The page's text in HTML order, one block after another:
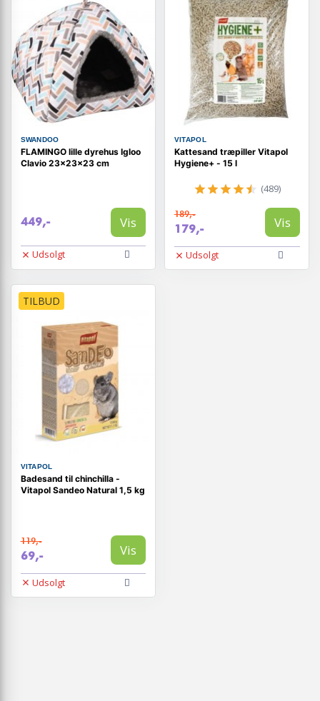
SWANDOO
FLAMINGO lille dyrehus Igloo
Clavio 23x23x23 cm
449,- Vis
Udsolgt
VITAPOL
Kattesand træpiller Vitapol
Hygiene+ - 15 l
(489)
189,-
179,- Vis
Udsolgt
TILBUD
VITAPOL
Badesand til chinchilla -
Vitapol Sandeo Natural 1,5 kg
119,-
69,- Vis
Udsolgt